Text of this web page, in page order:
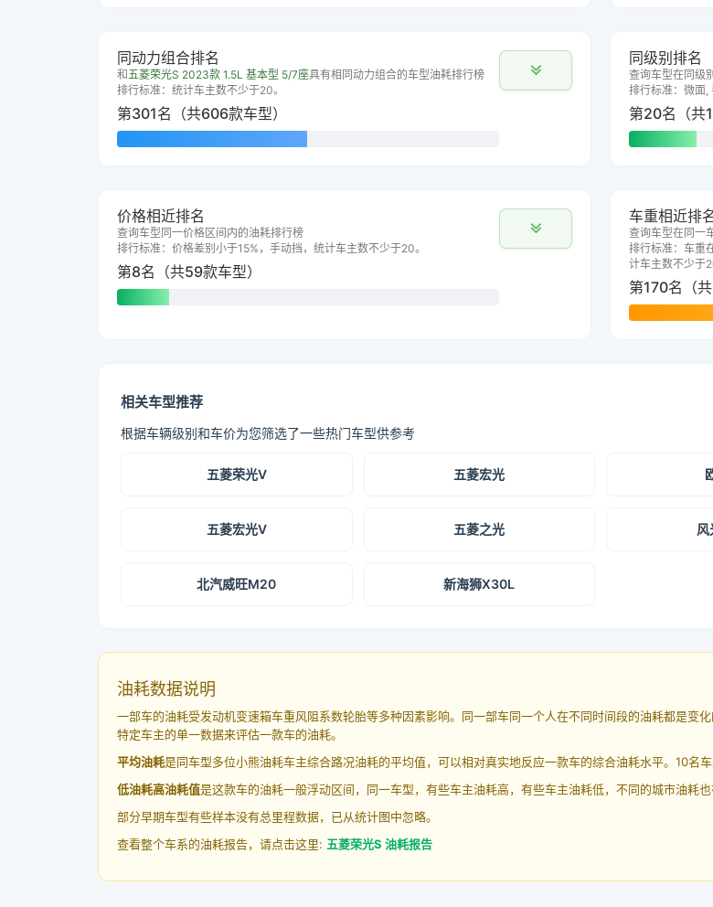
同动力组合排名
和五菱荣光S 2023款 1.5L 基本型 5/7座具有相同动力组合的车型油耗排行榜
排行标准：统计车主数不少于20。
第301名（共606款车型）
同级别排名
查询车型在同级
排行标准：微面,
第20名（共
价格相近排名
查询车型同一价格区间内的油耗排行榜
排行标准：价格差别小于15%，手动挡，统计车主数不少于20。
第8名（共59款车型）
车重相近排
查询车型在同一
排行标准：车重
计车主数不少于
第170名（
相关车型推荐
根据车辆级别和车价为您筛选了一些热门车型供参考
五菱荣光V 五菱宏光
五菱宏光V 五菱之光
北汽威旺M20 新海狮X30L
油耗数据说明
一部车的油耗受发动机变速箱车重风阻系数轮胎等多种因素影响。同一部车同一个人在不同时间段的油耗都是变
特定车主的单一数据来评估一款车的油耗。
平均油耗是同车型多位小熊油耗车主综合路况油耗的平均值，可以相对真实地反应一款车的综合油耗水平。10名
低油耗高油耗值是这款车的油耗一般浮动区间，同一车型，有些车主油耗高，有些车主油耗低，不同的城市油耗
部分早期车型有些样本没有总里程数据，已从统计图中忽略。
查看整个车系的油耗报告，请点击这里: 五菱荣光S 油耗报告